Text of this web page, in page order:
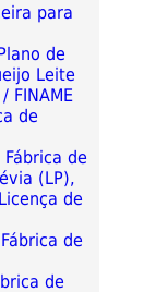
para
de
Leite
FINAME
de
de
(LP),
de
de
de